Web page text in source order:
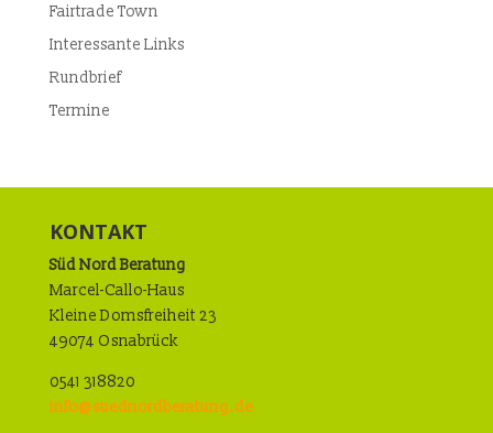
Fairtrade Town
Interessante Links
Rundbrief
Termine
KONTAKT
Süd Nord Beratung
Marcel-Callo-Haus
Kleine Domsfreiheit 23
49074 Osnabrück
0541 318820
info@suednordberatung.de